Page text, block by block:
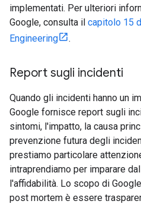
implementati. Per ulteriori
Google, consulta il capitolo 15
Engineering
.
Report sugli incidenti
Quando gli incidenti hanno un
Google fornisce report sugli
sintomi, l'impatto, la causa
prevenzione futura degli
prestiamo particolare
intraprendiamo per imparare
l'affidabilità. Lo scopo di
post mortem è essere